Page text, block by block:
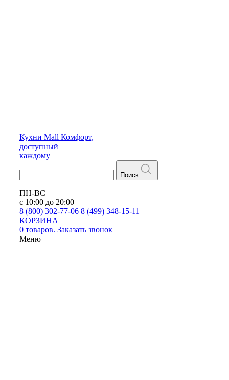
Кухни Mall Комфорт,
доступный
каждому
Поиск
ПН-ВС
с 10:00 до 20:00
8 (800) 302-77-06 8 (499) 348-15-11
КОРЗИНА
0 товаров. Заказать звонок
Меню